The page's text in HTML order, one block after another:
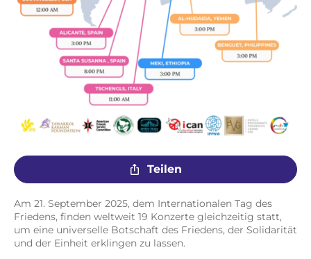
Teilen
Am 21. September 2025, dem Internationalen Tag des
Friedens, finden weltweit 19 Konzerte gleichzeitig statt,
um eine universelle Botschaft des Friedens, der Solidarität
und der Einheit erklingen zu lassen.